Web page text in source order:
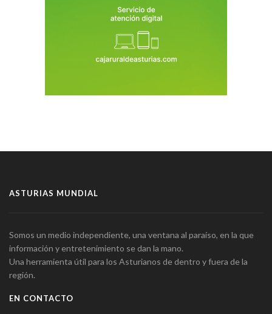
ASTURIAS MUNDIAL
Somos un medio independiente, una ventana al paraíso, en la que
información y entretenimiento se dan la mano.
Una herramienta útil para los Asturianos de dentro y fuera de la
región.
EN CONTACTO